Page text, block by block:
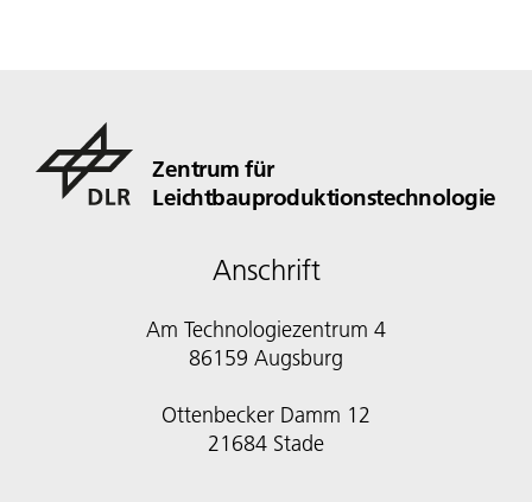
Zentrum für
Leichtbauproduktionstechnologie
Anschrift
Am Technologiezentrum 4
86159 Augsburg
Ottenbecker Damm 12
21684 Stade